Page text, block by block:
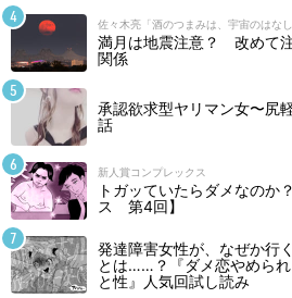
佐々木亮「酒のつまみは、宇宙のはなし
満月は地震注意？ 改めて
関係
承認欲求型ヤリマン女〜尻
話
新人賞コンプレックス
トガッていたらダメなのか
ス 第4回】
発達障害女性が、なぜか行
とは……？『ダメ恋やめら
と性』人気回試し読み